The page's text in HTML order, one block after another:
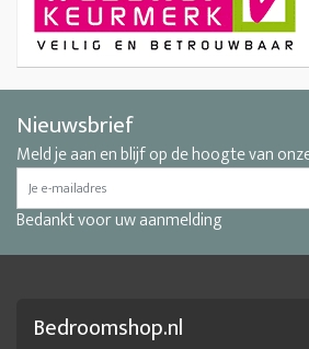
Nieuwsbrief
Meld je aan en blijf op de hoogte van
Bedankt voor uw aanmelding
Bedroomshop.nl